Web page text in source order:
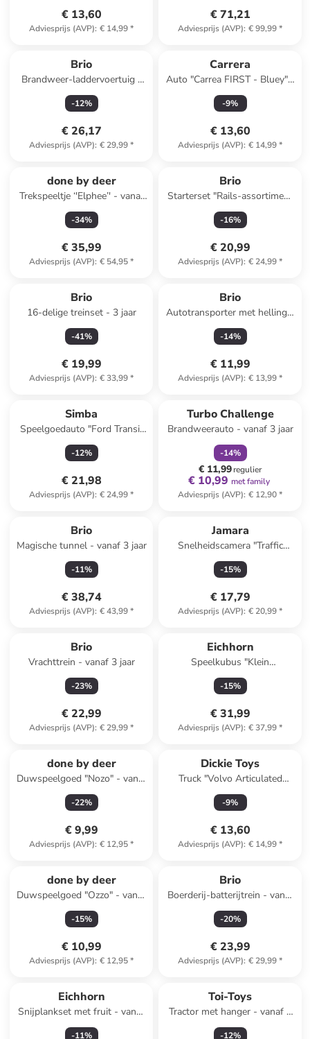
€ 13,60
Adviesprijs (AVP): € 14,99*
€ 71,21
Adviesprijs (AVP): € 99,99*
Brio
Brandweer-laddervoertuig -
vanaf 3 jaar
-12%
€ 26,17
Adviesprijs (AVP): € 29,99*
Carrera
Auto "Carrea FIRST - Bluey" -
vanaf 3 jaar
-9%
€ 13,60
Adviesprijs (AVP): € 14,99*
done by deer
Trekspeeltje ‘'Elphee’' - vanaf
12 maanden
-34%
€ 35,99
Adviesprijs (AVP): € 54,95*
Brio
Starterset "Rails-assortiment
B set" - vanaf 3 jaar
-16%
€ 20,99
Adviesprijs (AVP): € 24,99*
Brio
16-delige treinset - 3 jaar
-41%
€ 19,99
Adviesprijs (AVP): € 33,99*
Brio
Autotransporter met helling -
vanaf 3 jaar
-14%
€ 11,99
Adviesprijs (AVP): € 13,99*
Simba
Speelgoedauto "Ford Transit
Police" - vanaf 3 jaar
-12%
€ 21,98
Adviesprijs (AVP): € 24,99*
Turbo Challenge
Brandweerauto - vanaf 3 jaar
-14%
€ 11,99regulier
€ 10,99 met family
Adviesprijs (AVP): € 12,90*
Brio
Magische tunnel - vanaf 3 jaar
-11%
€ 38,74
Adviesprijs (AVP): € 43,99*
Jamara
Snelheidscamera "Traffic
Flash" - vanaf 3 jaar
-15%
€ 17,79
Adviesprijs (AVP): € 20,99*
Brio
Vrachttrein - vanaf 3 jaar
-23%
€ 22,99
Adviesprijs (AVP): € 29,99*
Eichhorn
Speelkubus "Klein
Speelcenter" - vanaf 12
maanden (verrassingsproduct)
-15%
€ 31,99
Adviesprijs (AVP): € 37,99*
done by deer
Duwspeelgoed "Nozo" - vanaf
6 maanden
-22%
€ 9,99
Adviesprijs (AVP): € 12,95*
Dickie Toys
Truck "Volvo Articulated
Hauler" - vanaf 3 jaar
-9%
€ 13,60
Adviesprijs (AVP): € 14,99*
done by deer
Duwspeelgoed "Ozzo" - vanaf
6 maanden
-15%
€ 10,99
Adviesprijs (AVP): € 12,95*
Brio
Boerderij-batterijtrein - vanaf
3 jaar
-20%
€ 23,99
Adviesprijs (AVP): € 29,99*
Eichhorn
Snijplankset met fruit - vanaf
2 jaar
-11%
Toi-Toys
Tractor met hanger - vanaf 3
jaar (verrassingsproduct)
-12%